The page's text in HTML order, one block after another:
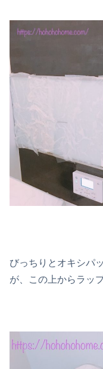
びっちりとオキシパ
が、この上からラッ